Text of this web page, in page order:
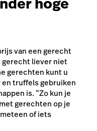
hoge
van een gerecht
gerecht liever niet
gerechten kunt u
en truffels gebruiken
is. “Zo kun je
gerechten op je
meteen of iets